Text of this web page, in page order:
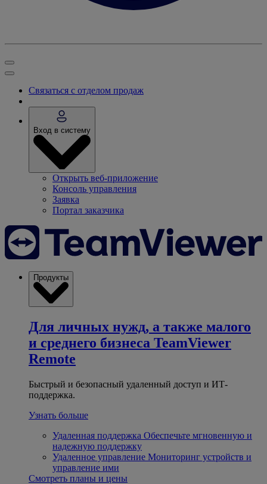
Связаться с отделом продаж
Вход в систему
Открыть веб-приложение
Консоль управления
Заявка
Портал заказчика
Продукты
Для личных нужд, а также малого
и среднего бизнеса TeamViewer
Remote
Быстрый и безопасный удаленный доступ и ИТ-
поддержка.
Узнать больше
Удаленная поддержка Обеспечьте мгновенную и
надежную поддержку
Удаленное управление Мониторинг устройств и
управление ими
Смотреть планы и цены